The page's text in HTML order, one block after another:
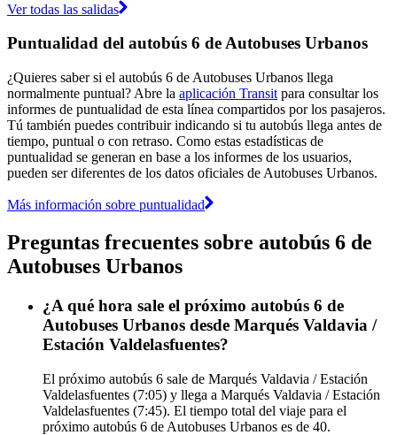
Ver todas las salidas
Puntualidad del autobús 6 de Autobuses Urbanos
¿Quieres saber si el autobús 6 de Autobuses Urbanos llega
normalmente puntual? Abre la aplicación Transit para consultar los
informes de puntualidad de esta línea compartidos por los pasajeros.
Tú también puedes contribuir indicando si tu autobús llega antes de
tiempo, puntual o con retraso. Como estas estadísticas de
puntualidad se generan en base a los informes de los usuarios,
pueden ser diferentes de los datos oficiales de Autobuses Urbanos.
Más información sobre puntualidad
Preguntas frecuentes sobre autobús 6 de
Autobuses Urbanos
¿A qué hora sale el próximo autobús 6 de
Autobuses Urbanos desde Marqués Valdavia /
Estación Valdelasfuentes?
El próximo autobús 6 sale de Marqués Valdavia / Estación
Valdelasfuentes (7:05) y llega a Marqués Valdavia / Estación
Valdelasfuentes (7:45). El tiempo total del viaje para el
próximo autobús 6 de Autobuses Urbanos es de 40.